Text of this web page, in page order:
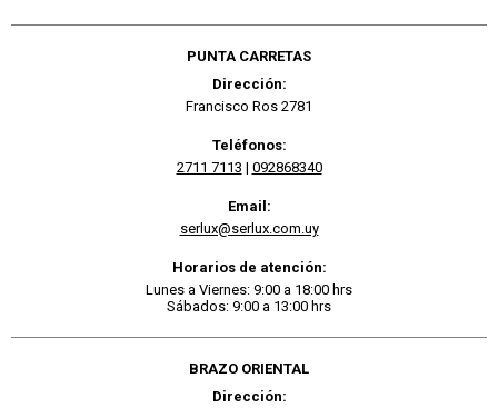
PUNTA CARRETAS
Dirección:
Francisco Ros 2781
Teléfonos:
2711 7113 | 092868340
Email:
serlux@serlux.com.uy
Horarios de atención:
Lunes a Viernes: 9:00 a 18:00 hrs
Sábados: 9:00 a 13:00 hrs
BRAZO ORIENTAL
Dirección: